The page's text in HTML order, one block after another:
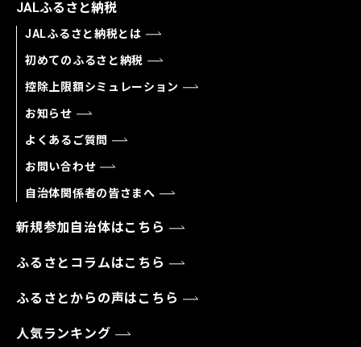
JALふるさと納税
JALふるさと納税とは
初めてのふるさと納税
控除上限額シミュレーション
お知らせ
よくあるご質問
お問い合わせ
自治体関係者の皆さまへ
新規参加自治体はこちら
ふるさとコラムはこちら
ふるさとからの声はこちら
人気ランキング